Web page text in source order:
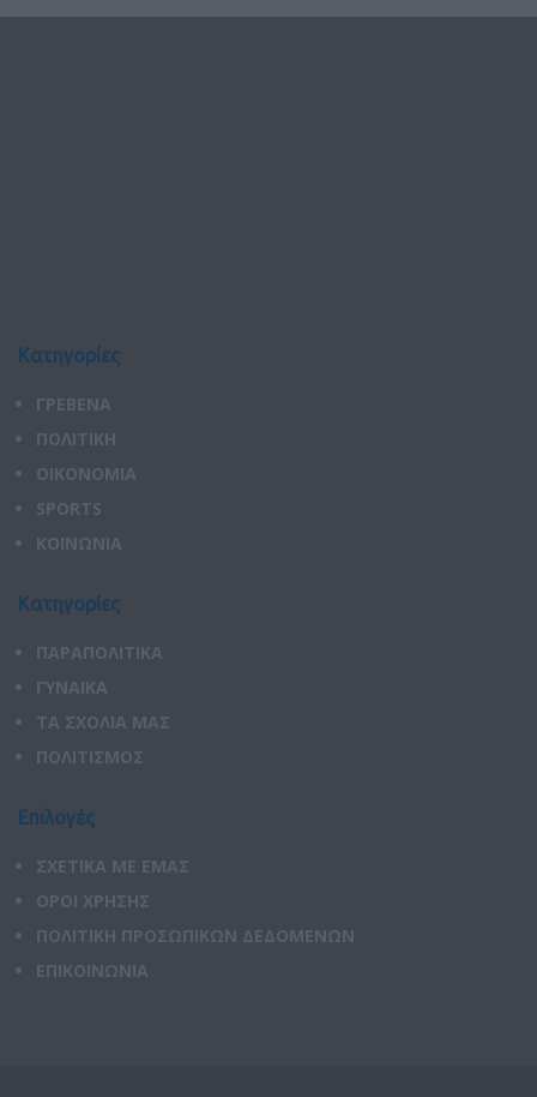
Κατηγορίες
ΓΡΕΒΕΝΑ
ΠΟΛΙΤΙΚΗ
ΟΙΚΟΝΟΜΙΑ
SPORTS
ΚΟΙΝΩΝΙΑ
Κατηγορίες
ΠΑΡΑΠΟΛΙΤΙΚΑ
ΓΥΝΑΙΚΑ
ΤΑ ΣΧΟΛΙΑ ΜΑΣ
ΠΟΛΙΤΙΣΜΟΣ
Επιλογές
ΣΧΕΤΙΚΑ ΜΕ ΕΜΑΣ
ΟΡΟΙ ΧΡΗΣΗΣ
ΠΟΛΙΤΙΚΗ ΠΡΟΣΩΠΙΚΩΝ ΔΕΔΟΜΕΝΩΝ
ΕΠΙΚΟΙΝΩΝΙΑ